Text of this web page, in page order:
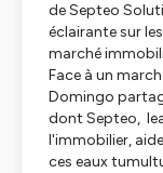
de Septeo
éclairante sur
marché
Face à un
Domingo
dont Septeo,
l'immobilier,
ces eaux